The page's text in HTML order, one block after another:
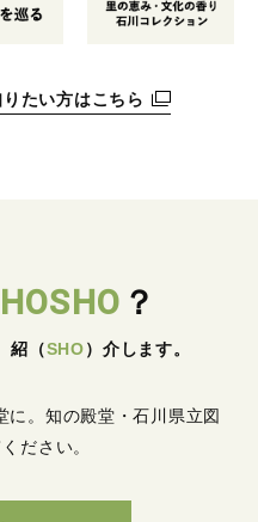
たい方はこちら
？
紹 （SHO） 介します。
。 知の殿堂・石川県立図
ださい。